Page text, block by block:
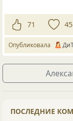
71 45
Опубликовала
ПОСЛЕДНИЕ